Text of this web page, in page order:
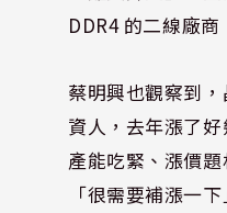
DDR4 的二線廠
蔡明興也觀察到
資人，去年漲了
產能吃緊、漲價
「很需要補漲一下